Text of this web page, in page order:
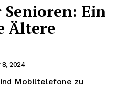
Ein
Ältere
8, 2024
Mobiltelefone zu